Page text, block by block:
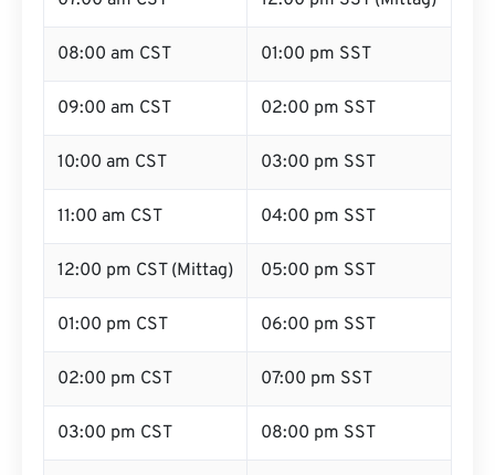
08:00 am CST 01:00 pm SST
09:00 am CST 02:00 pm SST
10:00 am CST 03:00 pm SST
11:00 am CST 04:00 pm SST
12:00 pm CST (Mittag) 05:00 pm SST
01:00 pm CST 06:00 pm SST
02:00 pm CST 07:00 pm SST
03:00 pm CST 08:00 pm SST